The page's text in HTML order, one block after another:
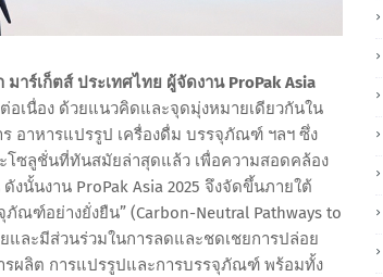
าร์เก็ตส์ ประเทศไทย ผู้จัดงาน ProPak Asia
อเนื่อง ด้วยแนวคิดและจุดมุ่งหมายเดียวกันใน
อาหารแปรรูป เครื่องดื่ม บรรจุภัณฑ์ ฯลฯ ซึ่ง
โซลูชั่นที่ทันสมัยล่าสุดแล้ว เพื่อความสอดคล้อง
นั้นงาน ProPak Asia 2025 จึงจัดขึ้นภายใต้
ณฑ์อย่างยั่งยืน” (Carbon-Neutral Pathways to
และมีส่วนร่วมในการลดและชดเชยการปล่อย
รผลิต การแปรรูปและการบรรจุภัณฑ์ พร้อมทั้ง